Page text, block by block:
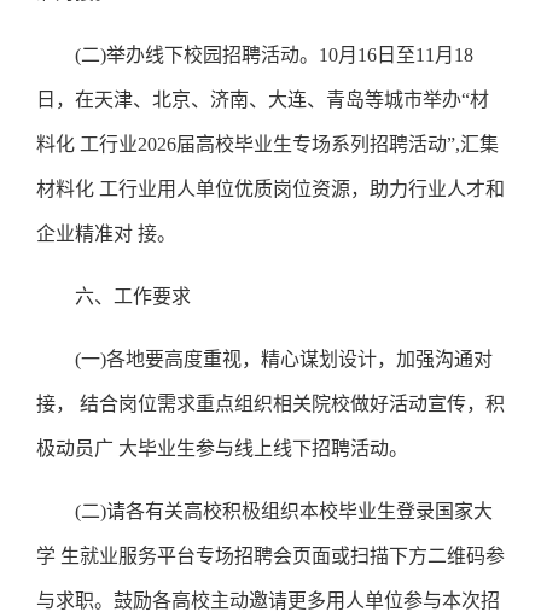
(二)举办线下校园招聘活动。10月16日至11月18
日，在天津、北京、济南、大连、青岛等城市举办“材
料化 工行业2026届高校毕业生专场系列招聘活动”,汇集
材料化 工行业用人单位优质岗位资源，助力行业人才和
企业精准对 接。
六、工作要求
(一)各地要高度重视，精心谋划设计，加强沟通对
接， 结合岗位需求重点组织相关院校做好活动宣传，积
极动员广 大毕业生参与线上线下招聘活动。
(二)请各有关高校积极组织本校毕业生登录国家大
学 生就业服务平台专场招聘会页面或扫描下方二维码参
与求职。鼓励各高校主动邀请更多用人单位参与本次招